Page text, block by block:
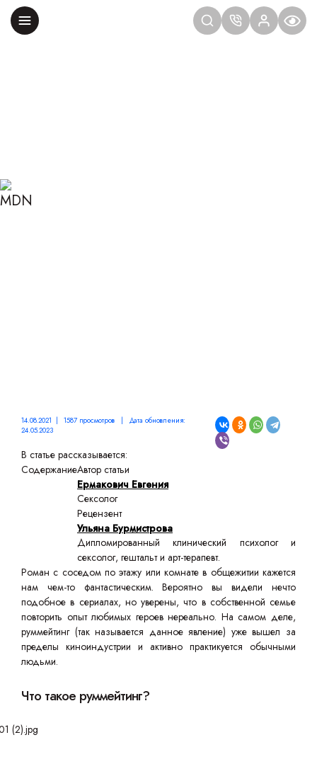
14.08.2021 | 1587 просмотров | Дата обновления:
24.05.2023
В статье рассказывается:
СодержаниеАвтор статьи
Ермакович Евгения
Сексолог
Рецензент
Ульяна Бурмистрова
Дипломированный клинический психолог и
сексолог, гештальт и арт-терапевт.
Роман с соседом по этажу или комнате в общежитии кажется
нам чем-то фантастическим. Вероятно вы видели нечто
подобное в сериалах, но уверены, что в собственной семье
повторить опыт любимых героев нереально. На самом деле,
руммейтинг (так называется данное явление) уже вышел за
пределы киноиндустрии и активно практикуется обычными
людьми.
Что такое руммейтинг?